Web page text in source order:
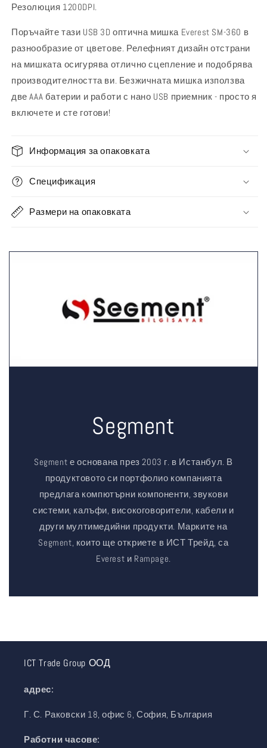
Резолюция 1200DPI.
Поръчайте тази USB 3D оптична мишка Everest SM-360 в
разнообразие от цветове. Релефният дизайн отстрани
на мишката осигурява отлично сцепление и подобрява
производителността ви. Безжичната мишка използва
две AAA батерии и работи с нано USB приемник - просто я
включете и сте готови!
Информация за опаковката
Спецификация
Размери на опаковката
Segment
Segment е основана през 2003 г. в Истанбул. В
продуктовото си портфолио компанията
предлага компютърни компоненти, звукови
системи, калъфи, високоговорители, кабели и
други мултимедийни продукти. Марките на
Segment, които ще откриете в ИСТ Трейд, са
Everest и Rampage.
ICT Trade Group ООД
адрес:
Г. С. Раковски 18, офис 6, София, България
Работни часове: